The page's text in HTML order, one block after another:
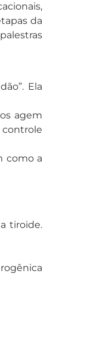
da
Ela
agem
controle
como a
tiroide.